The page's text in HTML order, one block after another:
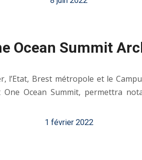
Ocean Summit
l’Etat, Brest métropole et le
Ocean Summit, permettra
1 février 2022